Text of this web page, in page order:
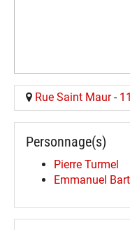
Rue Saint Maur-
Personnage(s)
Pierre Turmel
Emmanuel